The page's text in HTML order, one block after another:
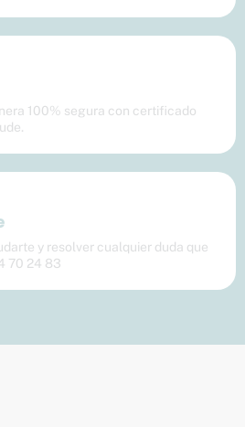
100% segura con certificado
y resolver cualquier duda que
70 24 83